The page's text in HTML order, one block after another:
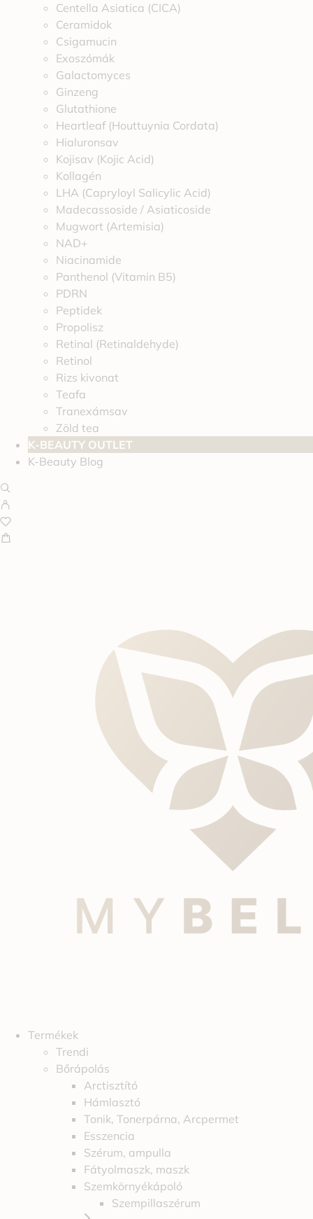
Centella Asiatica (CICA)
Ceramidok
Csigamucin
Exoszómák
Galactomyces
Ginzeng
Glutathione
Heartleaf (Houttuynia Cordata)
Hialuronsav
Kojisav (Kojic Acid)
Kollagén
LHA (Capryloyl Salicylic Acid)
Madecassoside / Asiaticoside
Mugwort (Artemisia)
NAD+
Niacinamide
Panthenol (Vitamin B5)
PDRN
Peptidek
Propolisz
Retinal (Retinaldehyde)
Retinol
Rizs kivonat
Teafa
Tranexámsav
Zöld tea
K-BEAUTY OUTLET
K-Beauty Blog
Termékek
Trendi
Bőrápolás
Arctisztító
Hámlasztó
Tonik, Tonerpárna, Arcpermet
Esszencia
Szérum, ampulla
Fátyolmaszk, maszk
Szemkörnyékápoló
Szempillaszérum